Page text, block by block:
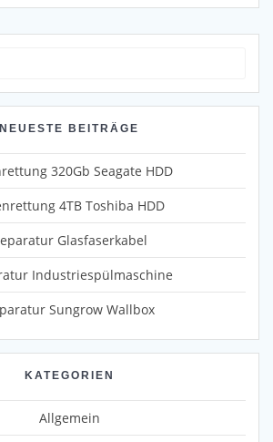
NEUESTE BEITRÄGE
320Gb Seagate HDD
4TB Toshiba HDD
Glasfaserkabel
Industriespülmaschine
Sungrow Wallbox
KATEGORIEN
Allgemein